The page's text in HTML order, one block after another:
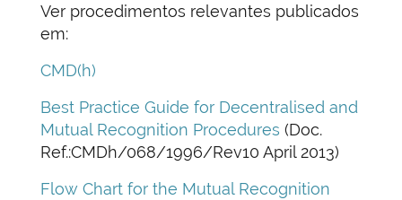
Ver procedimentos relevantes publicados
em:
CMD(h)
Best Practice Guide for Decentralised and
Mutual Recognition Procedures (Doc.
Ref.:CMDh/068/1996/Rev10 April 2013)
Flow Chart for the Mutual Recognition